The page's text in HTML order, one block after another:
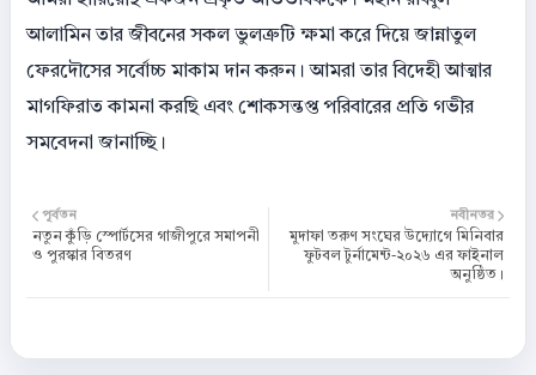
আলামিন তার জীবনের সকল ভুলত্রুটি ক্ষমা করে দিয়ে জান্নাতুল
ফেরদৌসের সর্বোচ্চ মাকাম দান করুন। আমরা তার বিদেহী আত্মার
মাগফিরাত কামনা করছি এবং শোকসন্তপ্ত পরিবারের প্রতি গভীর
সমবেদনা জানাচ্ছি।
নবীনতর
মুদাফা তরুণ সংঘের উদ্যোগে মিনিবার
ফুটবল টুর্নামেন্ট-২০২৬ এর ফাইনাল
অনুষ্ঠিত।
পূর্বতন
নতুন কুঁড়ি স্পোর্টসের গাজীপুরে সমাপনী
ও পুরস্কার বিতরণ